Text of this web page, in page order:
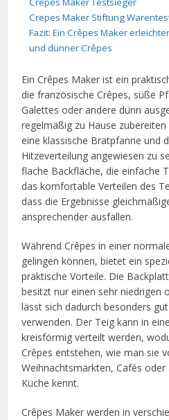
Crepes Maker Stiftung
Fazit: Ein Crêpes Maker
und dünner Crêpes
Ein Crêpes Maker ist ein
die französische Crêpes, süße
Galettes oder andere dünn
regelmäßig zu Hause
eine klassische Bratpfanne und
Hitzeverteilung angewiesen zu
flache Backfläche, die einfache
das komfortable Verteilen des
dass die Ergebnisse
ansprechender ausfallen.
Während Crêpes in einer
gelingen können, bietet ein
praktische Vorteile. Die
besitzt nur einen sehr niedrigen
lässt sich dadurch besonders
verwenden. Der Teig kann in
kreisförmig verteilt werden,
Crêpes entstehen, wie man sie
Weihnachtsmärkten, Cafés
Küche kennt.
Crêpes Maker werden in